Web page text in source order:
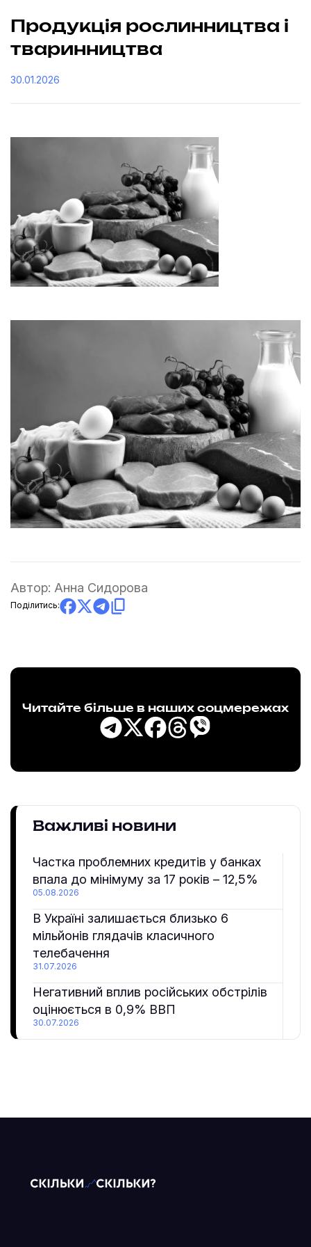
Продукція рослинництва і
тваринництва
30.01.2026
Автор: Анна Сидорова
Поділитись:
Читайте більше в наших соцмережах
Важливі новини
Частка проблемних кредитів у банках
впала до мінімуму за 17 років – 12,5%
05.08.2026
В Україні залишається близько 6
мільйонів глядачів класичного
телебачення
31.07.2026
Негативний вплив російських обстрілів
оцінюється в 0,9% ВВП
30.07.2026